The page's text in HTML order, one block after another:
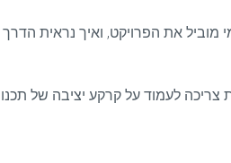
מוביל את הפרויקט, ואיך נראית
לעמוד על קרקע יציבה של